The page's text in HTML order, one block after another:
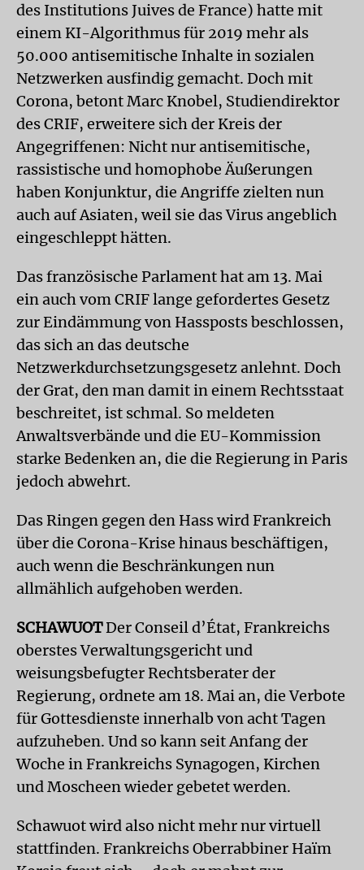
des Institutions Juives de France) hatte mit
einem KI-Algorithmus für 2019 mehr als
50.000 antisemitische Inhalte in sozialen
Netzwerken ausfindig gemacht. Doch mit
Corona, betont Marc Knobel, Studiendirektor
des CRIF, erweitere sich der Kreis der
Angegriffenen: Nicht nur antisemitische,
rassistische und homopho­be Äußerungen
haben Konjunktur, die Angriffe zielten nun
auch auf Asiaten, weil sie das Virus angeblich
eingeschleppt hätten.
Das französische Parlament hat am 13. Mai
ein auch vom CRIF lange gefordertes Gesetz
zur Eindämmung von Hassposts beschlossen,
das sich an das deutsche
Netzwerkdurchsetzungsgesetz anlehnt. Doch
der Grat, den man damit in einem Rechtsstaat
beschreitet, ist schmal. So meldeten
Anwaltsverbände und die EU-Kommission
starke Bedenken an, die die Regierung in Paris
jedoch abwehrt.
Das Ringen gegen den Hass wird Frankreich
über die Corona-Krise hinaus beschäftigen,
auch wenn die Beschränkungen nun
allmählich aufgehoben werden.
SCHAWUOTDer Conseil d’État, Frankreichs
oberstes Verwaltungsgericht und
weisungsbefugter Rechtsberater der
Regierung, ordnete am 18. Mai an, die Verbote
für Gottesdienste innerhalb von acht Tagen
aufzuheben. Und so kann seit Anfang der
Woche in Frankreichs Synagogen, Kirchen
und Moscheen wieder gebetet werden.
Schawuot wird also nicht mehr nur virtuell
stattfinden. Frankreichs Oberrabbiner Haïm